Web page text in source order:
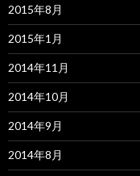
2015年8月
2015年1月
2014年11月
2014年10月
2014年9月
2014年8月